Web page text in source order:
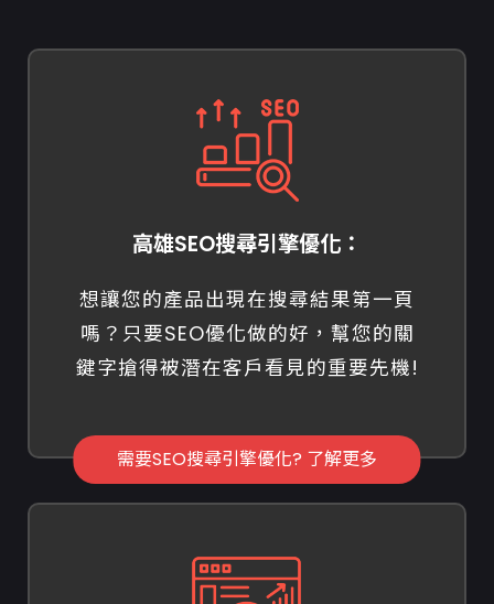
高雄SEO搜尋引擎優化：
想讓您的產品出現在搜尋結果第一頁
嗎？只要SEO優化做的好，幫您的關
鍵字搶得被潛在客戶看見的重要先機!
需要SEO搜尋引擎優化? 了解更多